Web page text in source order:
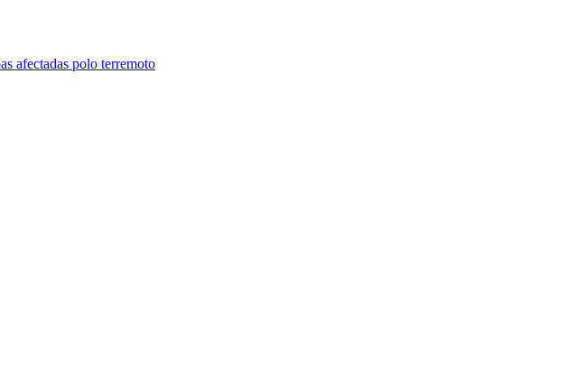
afectadas polo terremoto